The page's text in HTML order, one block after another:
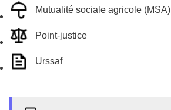
Mutualité sociale agricole (MSA)
Point-justice
Urssaf